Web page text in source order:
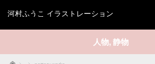
河村ふうこ イラストレーション
人物, 静物